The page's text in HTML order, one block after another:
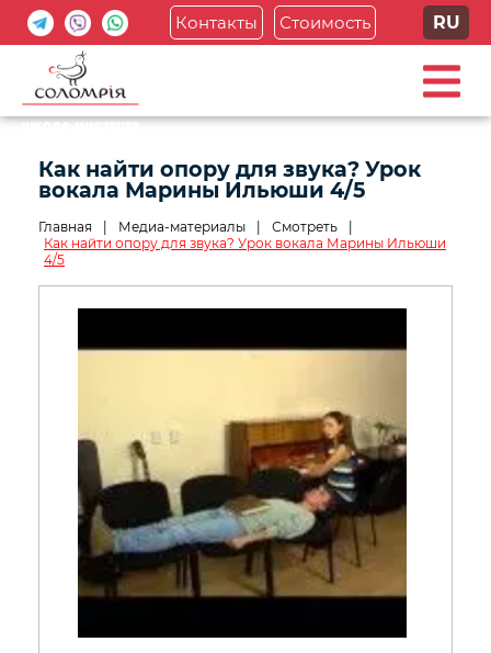
Контакты Стоимость RU
Как найти опору для звука? Урок
вокала Марины Ильюши 4/5
Главная Медиа-материалы Смотреть
Как найти опору для звука? Урок вокала Марины Ильюши
4/5